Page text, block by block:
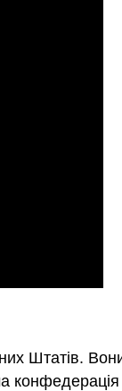
Штатів.